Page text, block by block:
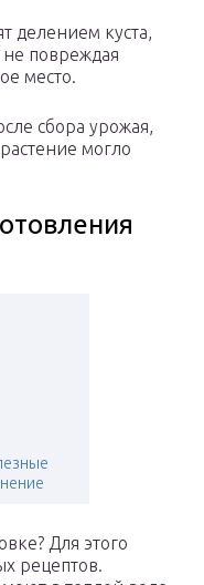
делением куста,
повреждая
место.
сбора урожая,
могло
Для этого
рецептов.